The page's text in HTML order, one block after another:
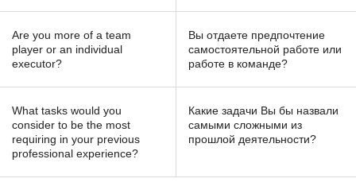
Are you more of a team
player or an individual
executor?
Вы отдаете предпочтение
самостоятельной работе или
работе в команде?
What tasks would you
consider to be the most
requiring in your previous
professional experience?
Какие задачи Вы бы назвали
самыми сложными из
прошлой деятельности?